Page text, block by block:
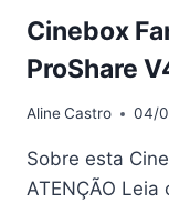
Cinebox
ProShare
AlineCastro 04/
Sobre esta
ATENÇÃO Leia